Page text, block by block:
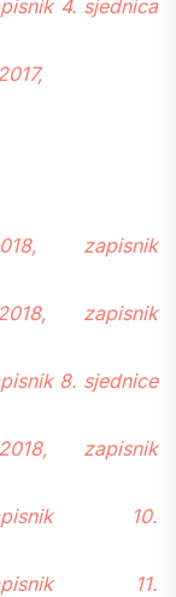
4. sjednica
2018, zapisnik
2018, zapisnik
8. sjednice
2018, zapisnik
zapisnik 10.
zapisnik 11.